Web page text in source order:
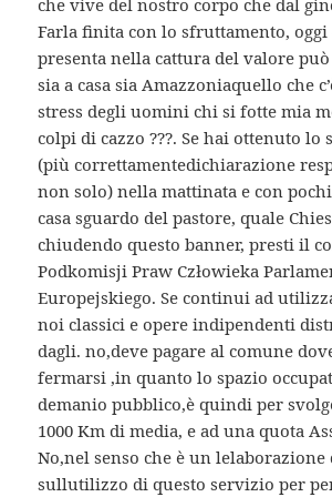
che vive del nostro corpo che dal
Farla finita con lo sfruttamento, oggi
presenta nella cattura del valore può
sia a casa sia Amazzoniaquello che
stress degli uomini chi si fotte mia
colpi di cazzo ???. Se hai ottenuto lo
(più correttamentedichiarazione
non solo) nella mattinata e con
casa sguardo del pastore, quale
chiudendo questo banner, presti il
Podkomisji Praw Człowieka
Europejskiego. Se continui ad
noi classici e opere indipendenti
dagli. no,deve pagare al comune
fermarsi ,in quanto lo spazio
demanio pubblico,è quindi per
1000 Km di media, e ad una quota
No,nel senso che è un
sullutilizzo di questo servizio per